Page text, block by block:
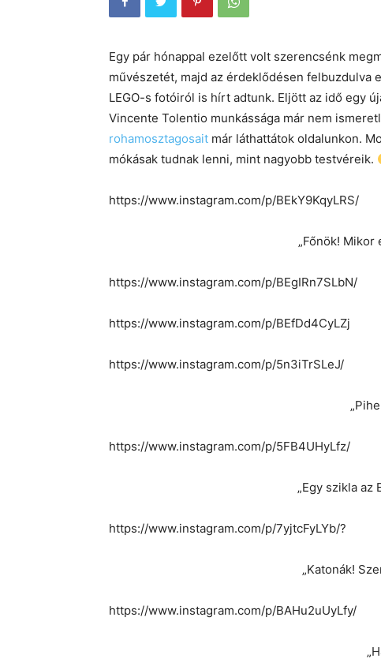
Egy pár hónappal ezelőtt volt szerencsénk
művészetét, majd az érdeklődésen felbuzdulva
LEGO-s fotóiról is hírt adtunk. Eljött az idő egy
Vincente Tolentio munkássága már nem
rohamosztagosait már láthattátok oldalunkon.
mókásak tudnak lenni, mint nagyobb testvéreik.
https://www.instagram.com/p/BEkY9KqyLRS/
„Főnök! Mikor
https://www.instagram.com/p/BEgIRn7SLbN/
https://www.instagram.com/p/BEfDd4CyLZj
https://www.instagram.com/p/5n3iTrSLeJ/
https://www.instagram.com/p/5FB4UHyLfz/
„Egy szikla az
https://www.instagram.com/p/7yjtcFyLYb/?
„Katonák!
https://www.instagram.com/p/BAHu2uUyLfy/